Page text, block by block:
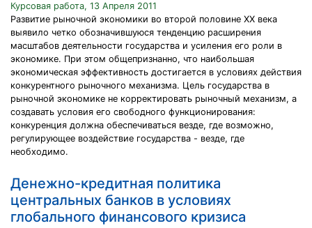
Курсовая работа, 13 Апреля 2011
Развитие рыночной экономики во второй половине XX века
выявило четко обозначившуюся тенденцию расширения
масштабов деятельности государства и усиления его роли в
экономике. При этом общепризнанно, что наибольшая
экономическая эффективность достигается в условиях действия
конкурентного рыночного механизма. Цель государства в
рыночной экономике не корректировать рыночный механизм, а
создавать условия его свободного функционирования:
конкуренция должна обеспечиваться везде, где возможно,
регулирующее воздействие государства - везде, где
необходимо.
Денежно-кредитная политика
центральных банков в условиях
глобального финансового кризиса